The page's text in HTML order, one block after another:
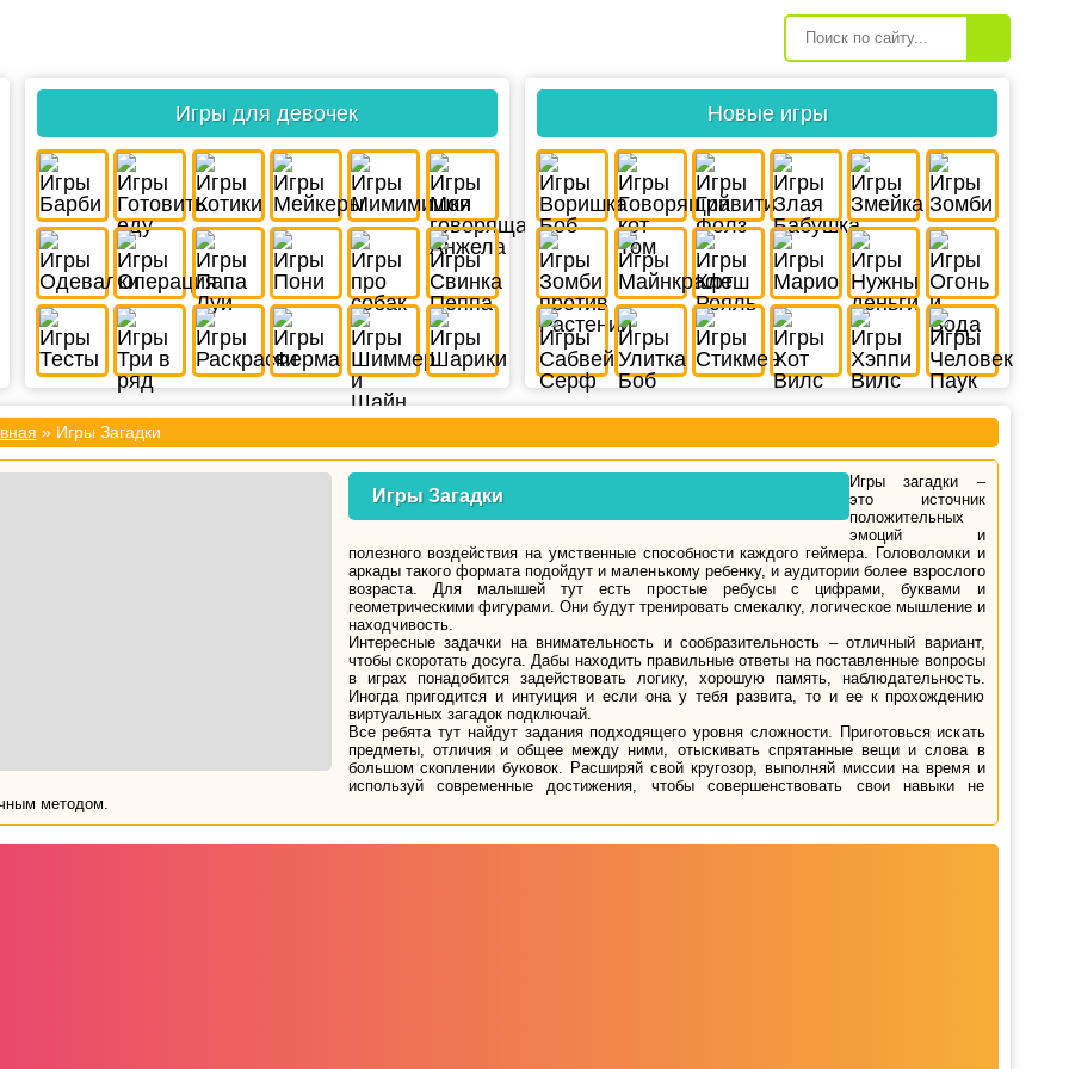
Игры для девочек Новые игры
» Игры Загадки
Игры Загадки
Игры загадки –
это источник
положительных
эмоций и
полезного воздействия на умственные способности каждого геймера. Головоломки и
аркады такого формата подойдут и маленькому ребенку, и аудитории более взрослого
возраста. Для малышей тут есть простые ребусы с цифрами, буквами и
геометрическими фигурами. Они будут тренировать смекалку, логическое мышление и
находчивость.
Интересные задачки на внимательность и сообразительность – отличный вариант,
чтобы скоротать досуга. Дабы находить правильные ответы на поставленные вопросы
в играх понадобится задействовать логику, хорошую память, наблюдательность.
Иногда пригодится и интуиция и если она у тебя развита, то и ее к прохождению
виртуальных загадок подключай.
Все ребята тут найдут задания подходящего уровня сложности. Приготовься искать
предметы, отличия и общее между ними, отыскивать спрятанные вещи и слова в
большом скоплении буковок. Расширяй свой кругозор, выполняй миссии на время и
используй современные достижения, чтобы совершенствовать свои навыки не
методом.